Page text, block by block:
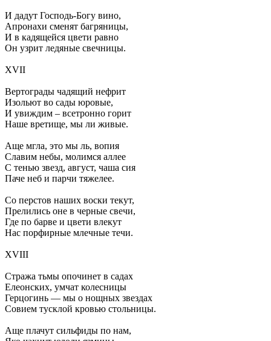
И дадут Господь-Богу вино,
Апронахи сменят багряницы,
И в кадящейся цвети равно
Он узрит ледяные свечницы.
XVII
Вертограды чадящий нефрит
Изольют во сады юровые,
И увиждим – всетронно горит
Наше вретище, мы ли живые.
Аще мгла, это мы ль, вопия
Славим небы, молимся аллее
С тенью звезд, август, чаша сия
Паче неб и парчи тяжелее.
Со перстов наших воски текут,
Прелились оне в черные свечи,
Где по барве и цвети влекут
Нас порфирные млечные течи.
XVIII
Стража тьмы опочинет в садах
Елеонских, умчат колесницы
Герцогинь — мы о нощных звездах
Совием тусклой кровью стольницы.
Аще плачут сильфиды по нам,